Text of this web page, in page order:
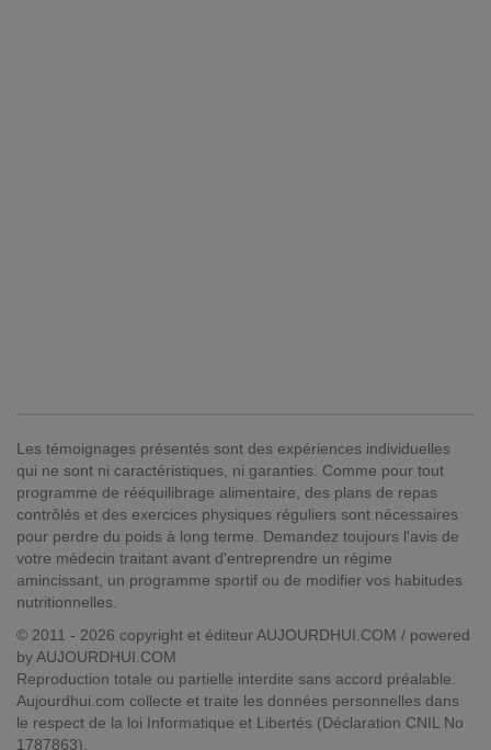
Les témoignages présentés sont des expériences individuelles
qui ne sont ni caractéristiques, ni garanties. Comme pour tout
programme de rééquilibrage alimentaire, des plans de repas
contrôlés et des exercices physiques réguliers sont nécessaires
pour perdre du poids à long terme. Demandez toujours l'avis de
votre médecin traitant avant d'entreprendre un régime
amincissant, un programme sportif ou de modifier vos habitudes
nutritionnelles.
© 2011 - 2026 copyright et éditeur AUJOURDHUI.COM / powered
by AUJOURDHUI.COM
Reproduction totale ou partielle interdite sans accord préalable.
Aujourdhui.com collecte et traite les données personnelles dans
le respect de la loi Informatique et Libertés (Déclaration CNIL No
1787863).